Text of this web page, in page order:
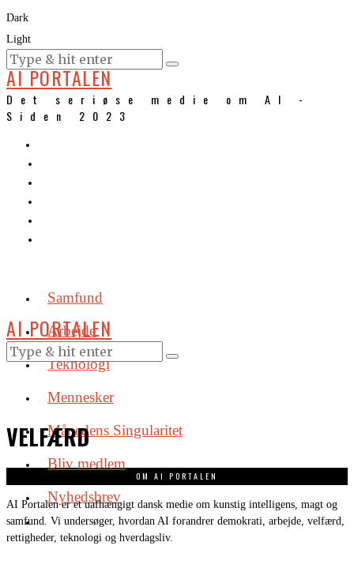
Dark
Light
KURSER
AI PORTALEN
Det seriøse medie om AI -
Siden 2023
Samfund
Arbejde
Teknologi
Mennesker
Månedens Singularitet
Bliv medlem
Nyhedsbrev
AI PORTALEN
VELFÆRD
OM AI PORTALEN
AI Portalen er et uafhængigt dansk medie om kunstig intelligens, magt og
samfund. Vi undersøger, hvordan AI forandrer demokrati, arbejde, velfærd,
rettigheder, teknologi og hverdagsliv.